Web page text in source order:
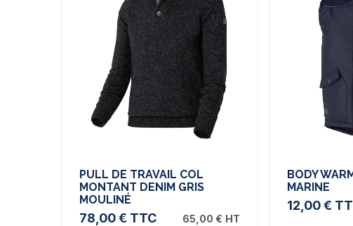
PULL DE TRAVAIL COL
MONTANT DENIM GRIS
MOULINÉ
78,00 € TTC 65,00 € HT
BODY
MARINE
12,00 €